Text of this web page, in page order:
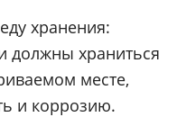
хранения:
должны храниться
месте,
и коррозию.